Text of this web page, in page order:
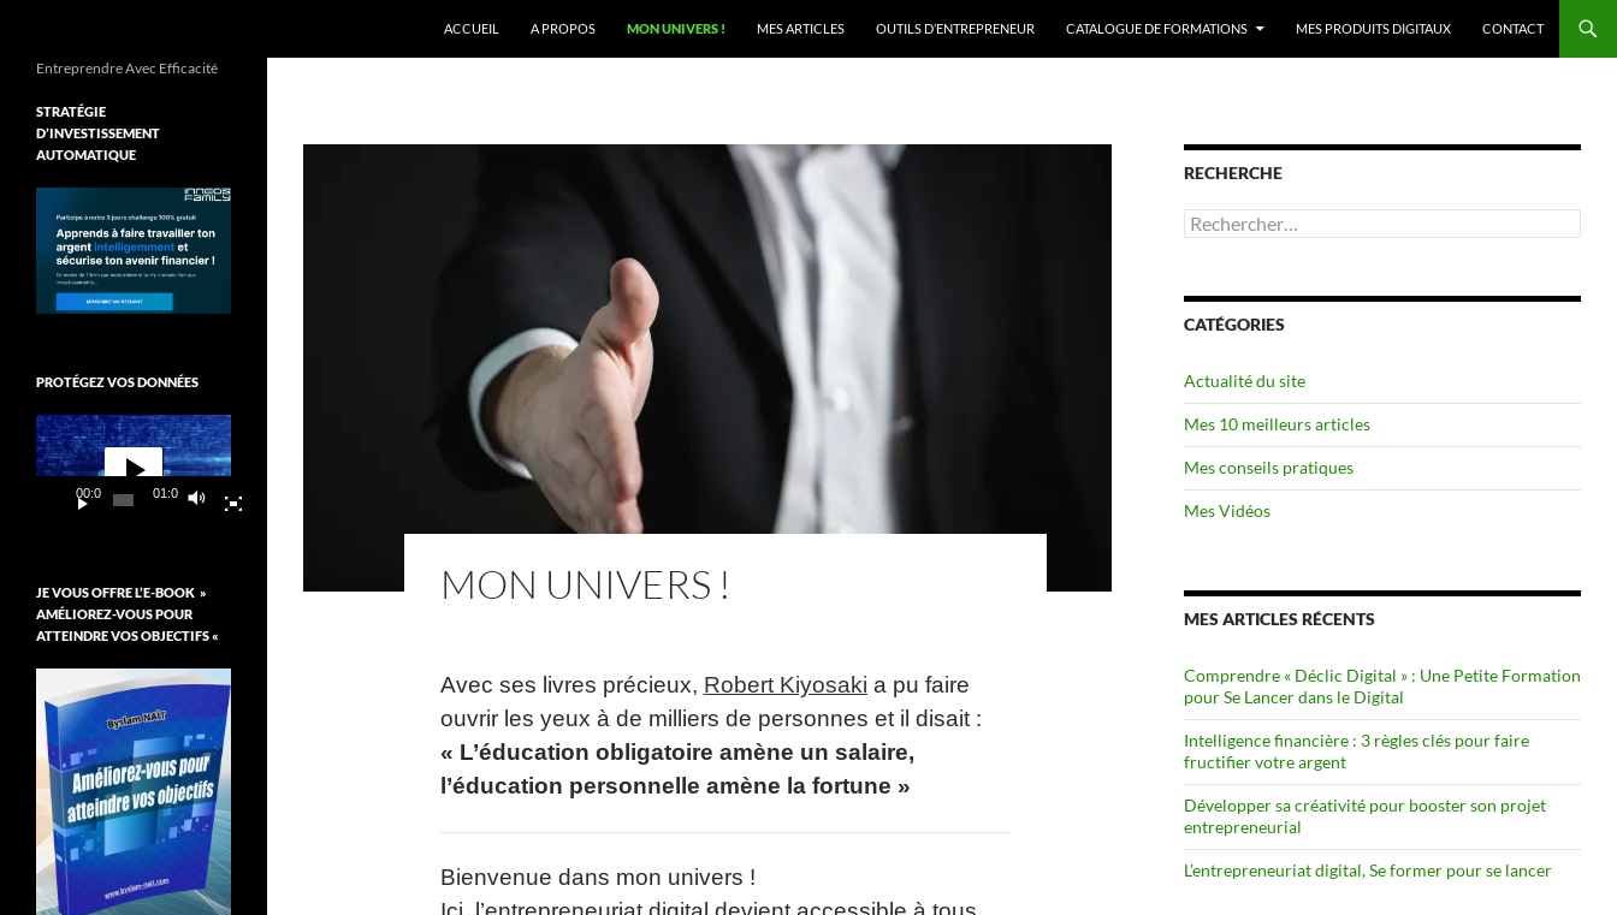
ACCUEIL
A PROPOS MON UNIVERS ! MES ARTICLES OUTILS D’ENTREPRENEUR CATALOGUE DE FORMATIONS MES PRODUITS DIGITAUX CONTACT
MON UNIVERS !
Avec ses livres précieux, Robert Kiyosaki a pu faire
ouvrir les yeux à de milliers de personnes et il disait :
« L’éducation obligatoire amène un salaire,
l’éducation personnelle amène la fortune »
Bienvenue dans mon univers !
RECHERCHE
Rechercher :
CATÉGORIES
Actualité du site
Mes 10 meilleurs articles
Mes conseils pratiques
Mes Vidéos
MES ARTICLES RÉCENTS
Comprendre « Déclic Digital » : Une Petite Formation
pour Se Lancer dans le Digital
Intelligence financière : 3 règles clés pour faire
fructifier votre argent
Développer sa créativité pour booster son projet
entrepreneurial
L’entrepreneuriat digital, Se former pour se lancer
Entreprendre Avec Efficacité
STRATÉGIE
D’INVESTISSEMENT
AUTOMATIQUE
PROTÉGEZ VOS DONNÉES
Lecteur
vidéo
00:00 01:03
JE VOUS OFFRE L’E-BOOK »
AMÉLIOREZ-VOUS POUR
ATTEINDRE VOS OBJECTIFS «